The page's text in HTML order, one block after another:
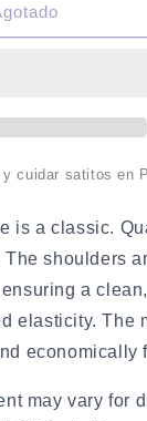
cuidar satitos en
is a classic.
shoulders
a
elasticity. The
economically
may vary for